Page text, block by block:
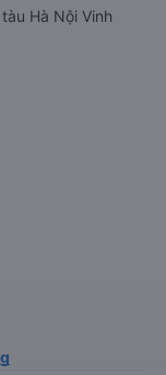
tàu Hà Nội Vinh